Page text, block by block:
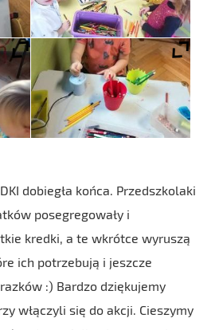
dobiegła końca. Przedszkolaki
posegregowały i
kredki, a te wkrótce wyruszą
ich potrzebują i jeszcze
:) Bardzo dziękujemy
włączyli się do akcji. Cieszymy